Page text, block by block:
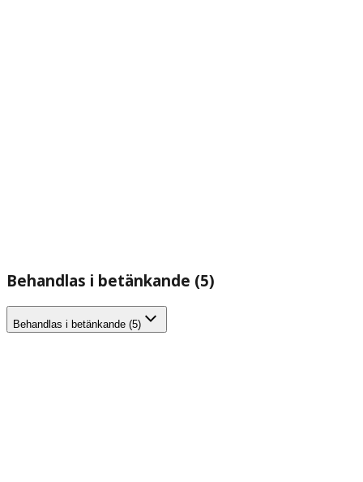
Behandlas i betänkande (5)
Behandlas i betänkande (5)